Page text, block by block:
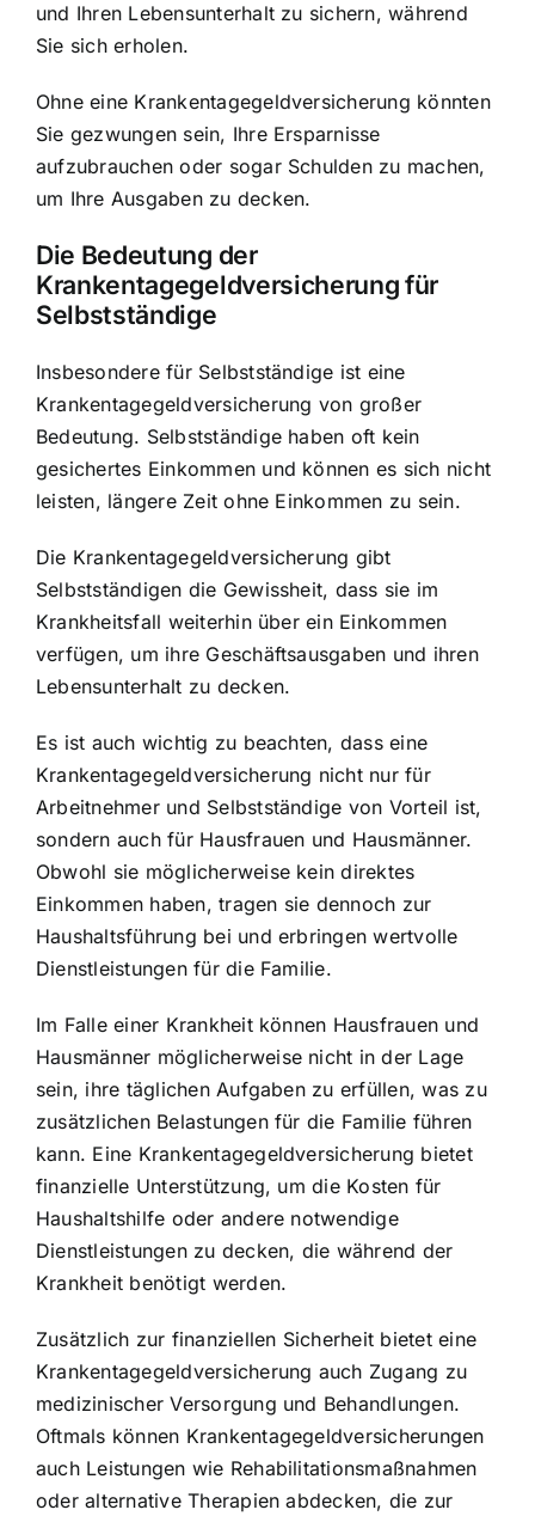
und Ihren Lebensunterhalt zu sichern, während
Sie sich erholen.
Ohne eine Krankentagegeldversicherung könnten
Sie gezwungen sein, Ihre Ersparnisse
aufzubrauchen oder sogar Schulden zu machen,
um Ihre Ausgaben zu decken.
Die Bedeutung der
Krankentagegeldversicherung für
Selbstständige
Insbesondere für Selbstständige ist eine
Krankentagegeldversicherung von großer
Bedeutung. Selbstständige haben oft kein
gesichertes Einkommen und können es sich nicht
leisten, längere Zeit ohne Einkommen zu sein.
Die Krankentagegeldversicherung gibt
Selbstständigen die Gewissheit, dass sie im
Krankheitsfall weiterhin über ein Einkommen
verfügen, um ihre Geschäftsausgaben und ihren
Lebensunterhalt zu decken.
Es ist auch wichtig zu beachten, dass eine
Krankentagegeldversicherung nicht nur für
Arbeitnehmer und Selbstständige von Vorteil ist,
sondern auch für Hausfrauen und Hausmänner.
Obwohl sie möglicherweise kein direktes
Einkommen haben, tragen sie dennoch zur
Haushaltsführung bei und erbringen wertvolle
Dienstleistungen für die Familie.
Im Falle einer Krankheit können Hausfrauen und
Hausmänner möglicherweise nicht in der Lage
sein, ihre täglichen Aufgaben zu erfüllen, was zu
zusätzlichen Belastungen für die Familie führen
kann. Eine Krankentagegeldversicherung bietet
finanzielle Unterstützung, um die Kosten für
Haushaltshilfe oder andere notwendige
Dienstleistungen zu decken, die während der
Krankheit benötigt werden.
Zusätzlich zur finanziellen Sicherheit bietet eine
Krankentagegeldversicherung auch Zugang zu
medizinischer Versorgung und Behandlungen.
Oftmals können Krankentagegeldversicherungen
auch Leistungen wie Rehabilitationsmaßnahmen
oder alternative Therapien abdecken, die zur